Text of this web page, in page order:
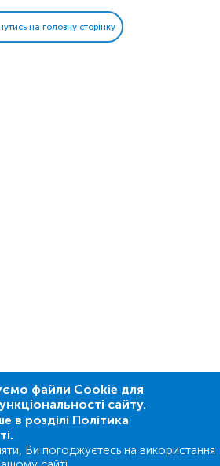
на головну сторінку
файли Cookie для
сайту.
в розділі Політика
Ви погоджуєтесь на використання